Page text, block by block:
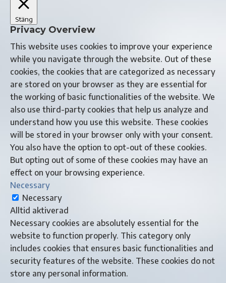
Stäng
Privacy Overview
This website uses cookies to improve your experience
while you navigate through the website. Out of these
cookies, the cookies that are categorized as necessary
are stored on your browser as they are essential for
the working of basic functionalities of the website. We
also use third-party cookies that help us analyze and
understand how you use this website. These cookies
will be stored in your browser only with your consent.
You also have the option to opt-out of these cookies.
But opting out of some of these cookies may have an
effect on your browsing experience.
Necessary
Necessary
Alltid aktiverad
Necessary cookies are absolutely essential for the
website to function properly. This category only
includes cookies that ensures basic functionalities and
security features of the website. These cookies do not
store any personal information.